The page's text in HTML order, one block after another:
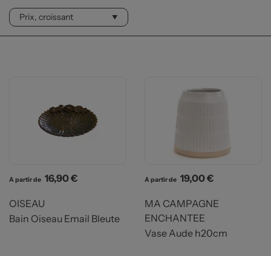
A partir de Prix
16,90 €
OISEAU
Bain Oiseau Email Bleute
A partir de Prix
19,00 €
MA CAMPAGNE
ENCHANTEE
Vase Aude h20cm